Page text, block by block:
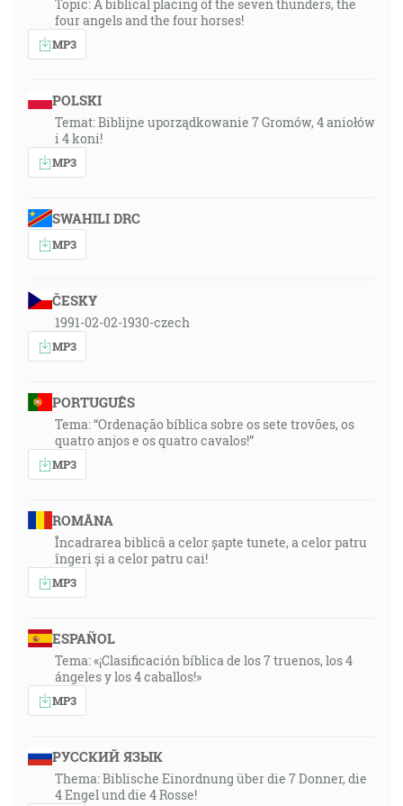
Topic: A biblical placing of the seven thunders, the
four angels and the four horses!
MP3
POLSKI
Temat: Biblijne uporządkowanie 7 Gromów, 4 aniołów
i 4 koni!
MP3
SWAHILI DRC
MP3
ČESKY
1991-02-02-1930-czech
MP3
PORTUGUÊS
Tema: “Ordenação bíblica sobre os sete trovões, os
quatro anjos e os quatro cavalos!”
MP3
ROMÂNA
Încadrarea biblică a celor șapte tunete, a celor patru
îngeri și a celor patru cai!
MP3
ESPAÑOL
Tema: «¡Clasificación bíblica de los 7 truenos, los 4
ángeles y los 4 caballos!»
MP3
РУССКИЙ ЯЗЫК
Thema: Biblische Einordnung über die 7 Donner, die
4 Engel und die 4 Rosse!